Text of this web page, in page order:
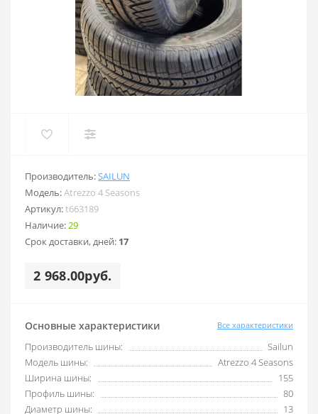
Производитель:SAILUN
Модель:Atrezzo 4 Seasons
Артикул:t663189
Наличие:29
Срок доставки, дней: 17
2 968.00руб.
Основные характеристики Все характеристики
Производитель шины:
Sailun
Модель шины:
Atrezzo 4 Seasons
Ширина шины:
155
Профиль шины:
80
Диаметр шины:
13